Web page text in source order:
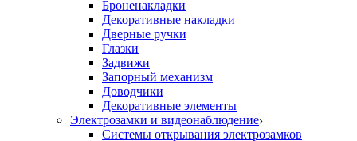
Броненакладки
Декоративные накладки
Дверные ручки
Глазки
Задвижи
Запорный механизм
Доводчики
Декоративные элементы
Электрозамки и видеонаблюдение
Системы открывания электрозамков